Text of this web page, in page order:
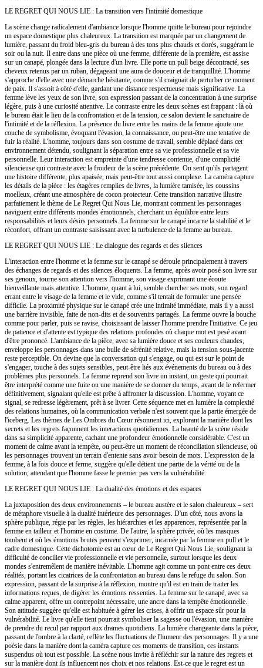
LE REGRET QUI NOUS LIE : La transition vers l'intimité domestique
La scène change radicalement d'ambiance lorsque l'homme quitte le bureau pour rejoindre
un espace domestique plus chaleureux. La transition est marquée par un changement de
lumière, passant du froid bleu-gris du bureau à des tons plus chauds et dorés, suggérant le
soir ou la nuit. Il entre dans une pièce où une femme, différente de la première, est assise
sur un canapé, plongée dans la lecture d'un livre. Elle porte un pull beige décontracté, ses
cheveux retenus par un ruban, dégageant une aura de douceur et de tranquillité. L'homme
s'approche d'elle avec une démarche hésitante, comme s'il craignait de perturber ce moment
de paix. Il s'assoit à côté d'elle, gardant une distance respectueuse mais significative. La
femme lève les yeux de son livre, son expression passant de la concentration à une surprise
légère, puis à une curiosité attentive. Le contraste entre les deux scènes est frappant : là où
le bureau était le lieu de la confrontation et de la tension, ce salon devient le sanctuaire de
l'intimité et de la réflexion. La présence du livre entre les mains de la femme ajoute une
couche de symbolisme, évoquant l'évasion, la connaissance, ou peut-être une tentative de
fuir la réalité. L'homme, toujours dans son costume de travail, semble déplacé dans cet
environnement détendu, soulignant la séparation entre sa vie professionnelle et sa vie
personnelle. Leur interaction est empreinte d'une tendresse contenue, d'une complicité
silencieuse qui contraste avec la froideur de la scène précédente. On sent qu'ils partagent
une histoire différente, plus apaisée, mais peut-être tout aussi complexe. La caméra capture
les détails de la pièce : les étagères remplies de livres, la lumière tamisée, les coussins
moelleux, créant une atmosphère de cocon protecteur. Cette transition narrative illustre
parfaitement le thème de Le Regret Qui Nous Lie, montrant comment les personnages
naviguent entre différents mondes émotionnels, cherchant un équilibre entre leurs
responsabilités et leurs désirs personnels. La femme sur le canapé incarne la stabilité et le
réconfort, offrant un contraste saisissant avec la turbulence de la femme au bureau.
LE REGRET QUI NOUS LIE : Le dialogue des regards et des silences
L'interaction entre l'homme et la femme sur le canapé se déroule principalement à travers
des échanges de regards et des silences éloquents. La femme, après avoir posé son livre sur
ses genoux, tourne son attention vers l'homme, son visage exprimant une écoute
bienveillante mais attentive. L'homme, quant à lui, semble chercher ses mots, son regard
errant entre le visage de la femme et le vide, comme s'il tentait de formuler une pensée
difficile. La proximité physique sur le canapé crée une intimité immédiate, mais il y a aussi
une barrière invisible, faite de non-dits et de souvenirs partagés. La femme ouvre la bouche
comme pour parler, puis se ravise, choisissant de laisser l'homme prendre l'initiative. Ce jeu
de patience et d'attente est typique des relations profondes où chaque mot est pesé avant
d'être prononcé. L'ambiance de la pièce, avec sa lumière douce et ses couleurs chaudes,
enveloppe les personnages dans une bulle de sérénité relative, mais la tension sous-jacente
reste perceptible. On devine que la conversation qui s'engage, ou qui est sur le point de
s'engager, touche à des sujets sensibles, peut-être liés aux événements du bureau ou à des
problèmes plus personnels. La femme reprend son livre un instant, un geste qui pourrait
être interprété comme une fuite ou une manière de se donner du temps, avant de le refermer
définitivement, signalant qu'elle est prête à affronter la discussion. L'homme, voyant ce
signal, se redresse légèrement, prêt à se livrer. Cette séquence met en lumière la complexité
des relations humaines, où la communication verbale n'est souvent que la partie émergée de
l'iceberg. Les thèmes de Les Ombres du Cœur résonnent ici, explorant la manière dont les
secrets et les regrets façonnent les interactions quotidiennes. La beauté de la scène réside
dans sa simplicité apparente, cachant une profondeur émotionnelle considérable. C'est un
moment de calme avant la tempête, ou peut-être un moment de réconciliation silencieuse, où
les personnages trouvent un terrain d'entente sans avoir besoin de mots. L'expression de la
femme, à la fois douce et ferme, suggère qu'elle détient une partie de la vérité ou de la
solution, attendant que l'homme fasse le premier pas vers la vulnérabilité.
LE REGRET QUI NOUS LIE : La dualité des émotions et des espaces
La juxtaposition des deux environnements – le bureau austère et le salon chaleureux – sert
de métaphore visuelle à la dualité intérieure des personnages. D'un côté, nous avons la
sphère publique, régie par les règles, les hiérarchies et les apparences, représentée par la
femme en tailleur et l'homme en costume. De l'autre, la sphère privée, où les masques
tombent et où les émotions brutes peuvent s'exprimer, incarnée par la femme en pull et le
cadre domestique. Cette dichotomie est au cœur de Le Regret Qui Nous Lie, soulignant la
difficulté de concilier vie professionnelle et vie personnelle, surtout lorsque les deux
mondes s'entremêlent de manière inévitable. L'homme agit comme un pont entre ces deux
réalités, portant les cicatrices de la confrontation au bureau dans le refuge du salon. Son
expression, passant de la surprise à la réflexion, montre qu'il est en train de traiter les
informations reçues, de digérer les émotions ressenties. La femme sur le canapé, avec sa
calme apparent, offre un contrepoint nécessaire, une ancre dans la tempête émotionnelle.
Son attitude suggère qu'elle est habituée à gérer les crises, à offrir un espace sûr pour la
vulnérabilité. Le livre qu'elle tient pourrait symboliser la sagesse ou l'évasion, une manière
de prendre du recul par rapport aux drames quotidiens. La lumière changeante dans la pièce,
passant de l'ombre à la clarté, reflète les fluctuations de l'humeur des personnages. Il y a une
poésie dans la manière dont la caméra capture ces moments de transition, ces instants
suspendus où tout est possible. La scène nous invite à réfléchir sur la nature des regrets et
sur la manière dont ils influencent nos choix et nos relations. Est-ce que le regret est un